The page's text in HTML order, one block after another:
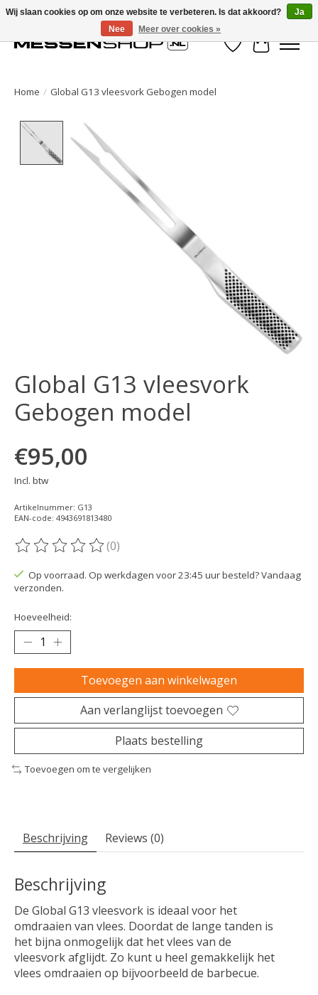
Verlanglijst
Home / Global G13 vleesvork Gebogen model
Product image slideshow Items
Global G13 vleesvork
Gebogen model
€95,00
Incl. btw
Artikelnummer: G13
EAN-code: 4943691813480
De beoordeling van dit product is
(0)
Op voorraad. Op werkdagen voor 23:45 uur besteld? Vandaag
verzonden.
Hoeveelheid:
Toevoegen aan winkelwagen
Aan verlanglijst toevoegen
Plaats bestelling
Toevoegen om te vergelijken
Beschrijving Reviews (0)
Beschrijving
De Global G13 vleesvork is ideaal voor het
omdraaien van vlees. Doordat de lange tanden is
het bijna onmogelijk dat het vlees van de
vleesvork afglijdt. Zo kunt u heel gemakkelijk het
vlees omdraaien op bijvoorbeeld de barbecue.
Wij slaan cookies op om onze website te verbeteren. Is dat akkoord?
Ja
Nee
Meer over cookies »